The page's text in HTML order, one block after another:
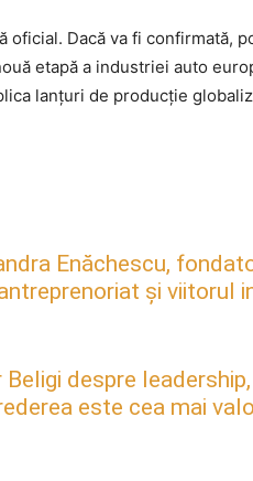
oficial. Dacă va fi confirmată,
etapă a industriei auto
lanțuri de producție
Enăchescu,
și viitorul
despre
este cea mai